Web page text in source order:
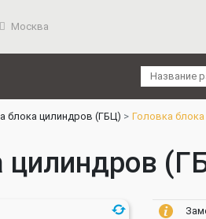
Москва
блока цилиндров (ГБЦ) Головка
цилиндров